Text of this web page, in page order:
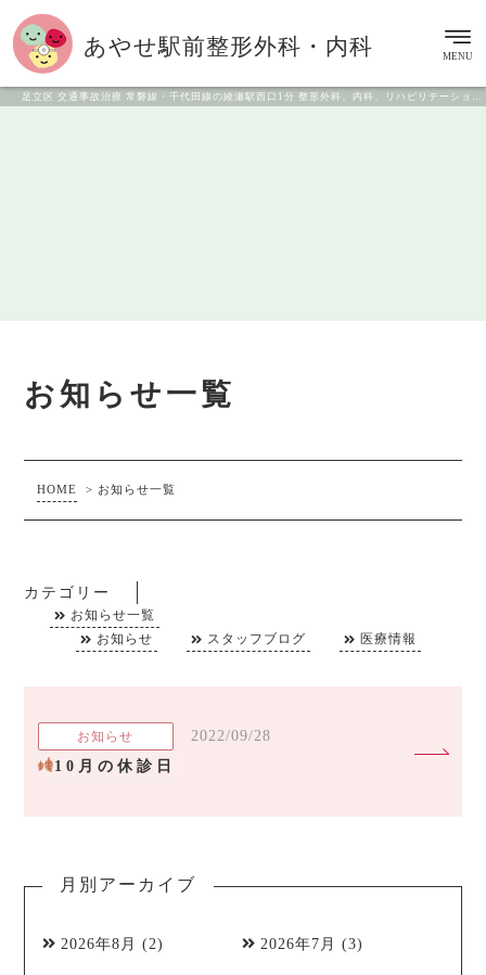
足立区 交通事故治療 常磐線・千代田線の綾瀬駅西口1分 整形外科、内科、リハビリテーション科
あやせ駅前整形外科・内科 MENU
お知らせ一覧
HOME > お知らせ一覧
カテゴリー
お知らせ一覧
お知らせ
スタッフブログ 医療情報
お知らせ
2022/09/28
10月の休診日
月別アーカイブ
2026年8月 (2) 2026年7月 (3)